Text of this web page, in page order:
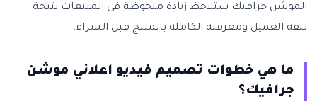
الموشن جرافيك ستلاحظ زيادة ملحوظة في المبيعات نتيجة
لثقة العميل ومعرفته الكاملة بالمنتج قبل الشراء.
ما هي خطوات تصميم فيديو اعلاني موشن
جرافيك؟